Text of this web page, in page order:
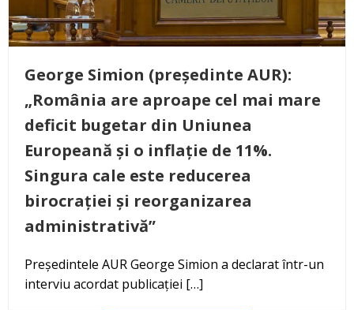
George Simion (președinte AUR):
„România are aproape cel mai mare
deficit bugetar din Uniunea
Europeană și o inflație de 11%.
Singura cale este reducerea
birocrației și reorganizarea
administrativă”
Președintele AUR George Simion a declarat într-un
interviu acordat publicației […]